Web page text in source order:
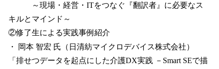
～現場・経営・ITをつなぐ『翻訳者』に必要なス
キルとマインド～
②修了生による実践事例紹介
・ 岡本 智宏 氏（日清紡マイクロデバイス株式会社）
「排せつデータを起点にした介護DX実践 －Smart SEで描